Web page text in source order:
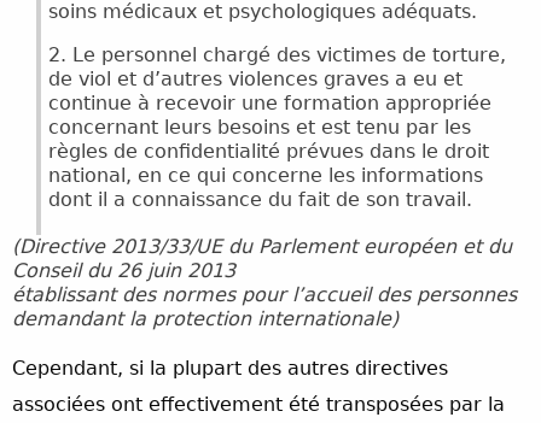
soins médicaux et psychologiques adéquats.
2. Le personnel chargé des victimes de torture,
de viol et d’autres violences graves a eu et
continue à recevoir une formation appropriée
concernant leurs besoins et est tenu par les
règles de confidentialité prévues dans le droit
national, en ce qui concerne les informations
dont il a connaissance du fait de son travail.
(Directive 2013/33/UE du Parlement européen et du
Conseil du 26 juin 2013
établissant des normes pour l’accueil des personnes
demandant la protection internationale)
Cependant, si la plupart des autres directives
associées ont effectivement été transposées par la